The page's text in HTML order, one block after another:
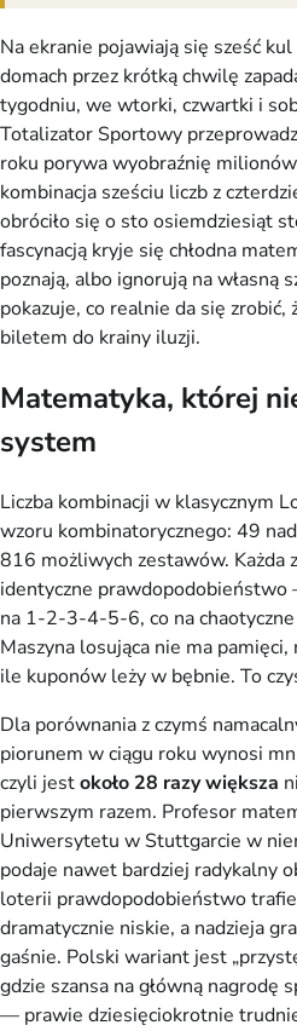
Na ekranie pojawiają się sześć
domach przez krótką chwilę
tygodniu, we wtorki, czwartki i
Totalizator Sportowy
roku porywa wyobraźnię
kombinacja sześciu liczb z
obróciło się o sto osiemdziesiąt
fascynacją kryje się chłodna
poznają, albo ignorują na własną
pokazuje, co realnie da się
biletem do krainy iluzji.
Matematyka, której
system
Liczba kombinacji w klasycznym
wzoru kombinatorycznego: 49
816 możliwych zestawów. Każda
identyczne prawdopodobieństwo
na 1-2-3-4-5-6, co na
Maszyna losująca nie ma
ile kuponów leży w bębnie. To
Dla porównania z czymś
piorunem w ciągu roku wynosi
czyli jestokoło 28 razy większa
pierwszym razem. Profesor
Uniwersytetu w Stuttgarcie w
podaje nawet bardziej radykalny
loterii prawdopodobieństwo
dramatycznie niskie, a nadzieja
gaśnie. Polski wariant jest
gdzie szansa na główną
— prawie dziesięciokrotnie